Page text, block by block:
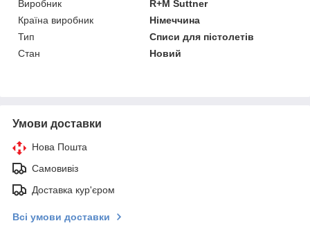
Виробник
R+M Suttner
Країна виробник
Німеччина
Тип
Списи для пістолетів
Стан
Новий
Умови доставки
Нова Пошта
Самовивіз
Доставка кур'єром
Всі умови доставки